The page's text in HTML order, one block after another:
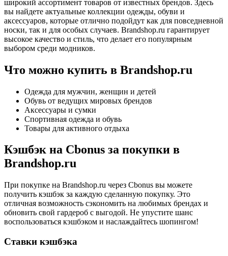
широкий ассортимент товаров от известных брендов. Здесь
вы найдете актуальные коллекции одежды, обуви и
аксессуаров, которые отлично подойдут как для повседневной
носки, так и для особых случаев. Brandshop.ru гарантирует
высокое качество и стиль, что делает его популярным
выбором среди модников.
Что можно купить в Brandshop.ru
Одежда для мужчин, женщин и детей
Обувь от ведущих мировых брендов
Аксессуары и сумки
Спортивная одежда и обувь
Товары для активного отдыха
Кэшбэк на Cbonus за покупки в
Brandshop.ru
При покупке на Brandshop.ru через Cbonus вы можете
получить кэшбэк за каждую сделанную покупку. Это
отличная возможность сэкономить на любимых брендах и
обновить свой гардероб с выгодой. Не упустите шанс
воспользоваться кэшбэком и наслаждайтесь шопингом!
Ставки кэшбэка